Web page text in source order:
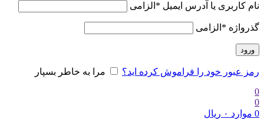
نام کاربری یا آدرس ایمیل * الزامی
گذرواژه * الزامی
ورود
رمز عبور خود را فراموش کرده اید؟
مرا به خاطر بسپار
0
0
0 موارد ۰ ریال